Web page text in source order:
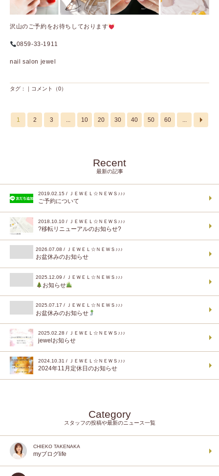
沢山のご予約をお待ちしております
0859-33-1911
nail salon jewel
タグ：｜ コメント（0）
1 2 3 ... 10 20 30 40 50 60 ...
Recent
最新の記事
2019.02.15 / ＪＥＷＥＬ☆ＮＥＷＳ♪♪♪
ご予約について
2018.10.10 / ＪＥＷＥＬ☆ＮＥＷＳ♪♪♪
?移転リニューアルのお知らせ?
2026.07.08 / ＪＥＷＥＬ☆ＮＥＷＳ♪♪♪
お盆休みのお知らせ
2025.12.09 / ＪＥＷＥＬ☆ＮＥＷＳ♪♪♪
お知らせ
2025.07.17 / ＪＥＷＥＬ☆ＮＥＷＳ♪♪♪
お盆休みのお知らせ
2025.02.28 / ＪＥＷＥＬ☆ＮＥＷＳ♪♪♪
jewelお知らせ
2024.10.31 / ＪＥＷＥＬ☆ＮＥＷＳ♪♪♪
2024年11月定休日のお知らせ
Category
スタッフの投稿や最新のニュース一覧
CHIEKO TAKENAKA
myブログlife